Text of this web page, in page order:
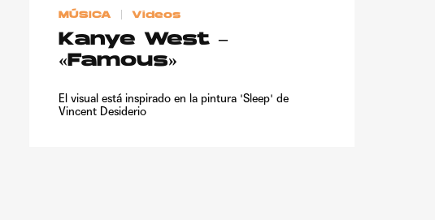
MÚSICA Videos
Kanye West –
«Famous»
El visual está inspirado en la pintura 'Sleep' de
Vincent Desiderio